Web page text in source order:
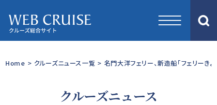
Home > クルーズニュース一覧 > 名門大洋フェリー、新造船「フェリーきょ
クルーズニュース